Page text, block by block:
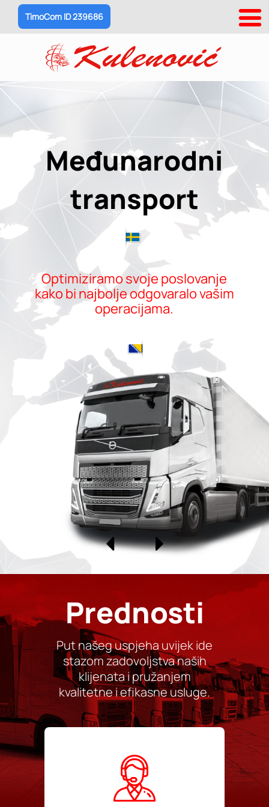
TimoCom ID 239686
Međunarodni
transport
Optimiziramo svoje poslovanje
kako bi najbolje odgovaralo vašim
operacijama.
Prednosti
Put našeg uspjeha uvijek ide
stazom zadovoljstva naših
klijenata i pružanjem
kvalitetne i efikasne usluge.